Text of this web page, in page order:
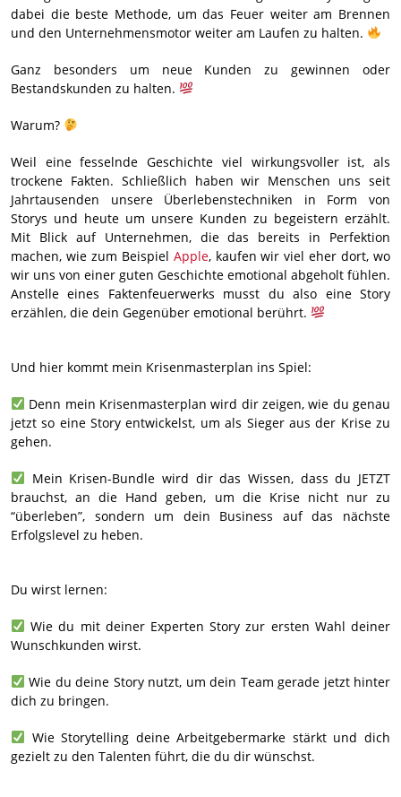
dabei die beste Methode, um das Feuer weiter am Brennen
und den Unternehmensmotor weiter am Laufen zu halten.
Ganz besonders um neue Kunden zu gewinnen oder
Bestandskunden zu halten.
Warum?
Weil eine fesselnde Geschichte viel wirkungsvoller ist, als
trockene Fakten. Schließlich haben wir Menschen uns seit
Jahrtausenden unsere Überlebenstechniken in Form von
Storys und heute um unsere Kunden zu begeistern erzählt.
Mit Blick auf Unternehmen, die das bereits in Perfektion
machen, wie zum Beispiel Apple, kaufen wir viel eher dort, wo
wir uns von einer guten Geschichte emotional abgeholt fühlen.
Anstelle eines Faktenfeuerwerks musst du also eine Story
erzählen, die dein Gegenüber emotional berührt.
Und hier kommt mein Krisenmasterplan ins Spiel:
Denn mein Krisenmasterplan wird dir zeigen, wie du genau
jetzt so eine Story entwickelst, um als Sieger aus der Krise zu
gehen.
Mein Krisen-Bundle wird dir das Wissen, dass du JETZT
brauchst, an die Hand geben, um die Krise nicht nur zu
“überleben”, sondern um dein Business auf das nächste
Erfolgslevel zu heben.
Du wirst lernen:
Wie du mit deiner Experten Story zur ersten Wahl deiner
Wunschkunden wirst.
Wie du deine Story nutzt, um dein Team gerade jetzt hinter
dich zu bringen.
Wie Storytelling deine Arbeitgebermarke stärkt und dich
gezielt zu den Talenten führt, die du dir wünschst.